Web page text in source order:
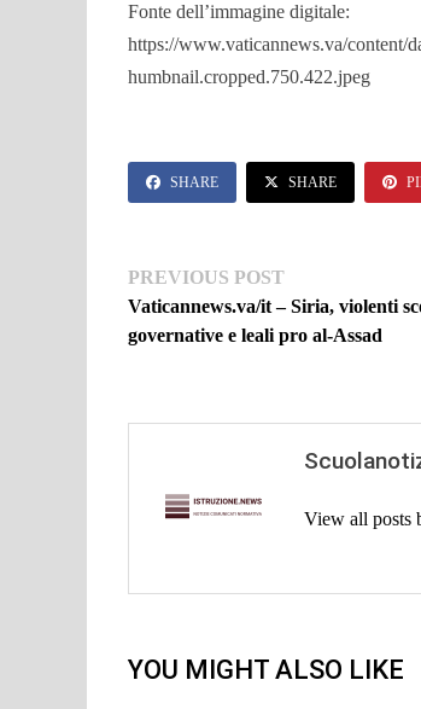
Fonte dell’immagine digitale:
https://www.vaticannews.va/content/
humbnail.cropped.750.422.jpeg
SHARE SHARE
Navigazione
articoli
PREVIOUS POSTPrevious
post:
Vaticannews.va/it – Siria, violenti
governative e leali pro al-Assad
View all posts
YOU MIGHT ALSO LIKE